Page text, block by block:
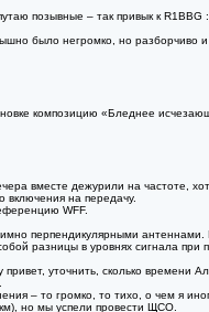
позывные – так привык к R1BBG
было негромко, но
композицию «Бледнее
вместе дежурили на частоте,
включения на передачу.
WFF.
перпендикулярными
разницы в уровнях сигнала
уточнить, сколько времени
– то громко, то тихо, о чем я
но мы успели провести ЩСО.